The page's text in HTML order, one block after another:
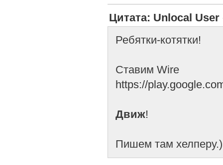
Цитата: Unlocal User
Ребятки-котятки!
Ставим Wire
https://
Движ!
Пишем там хелперу.)